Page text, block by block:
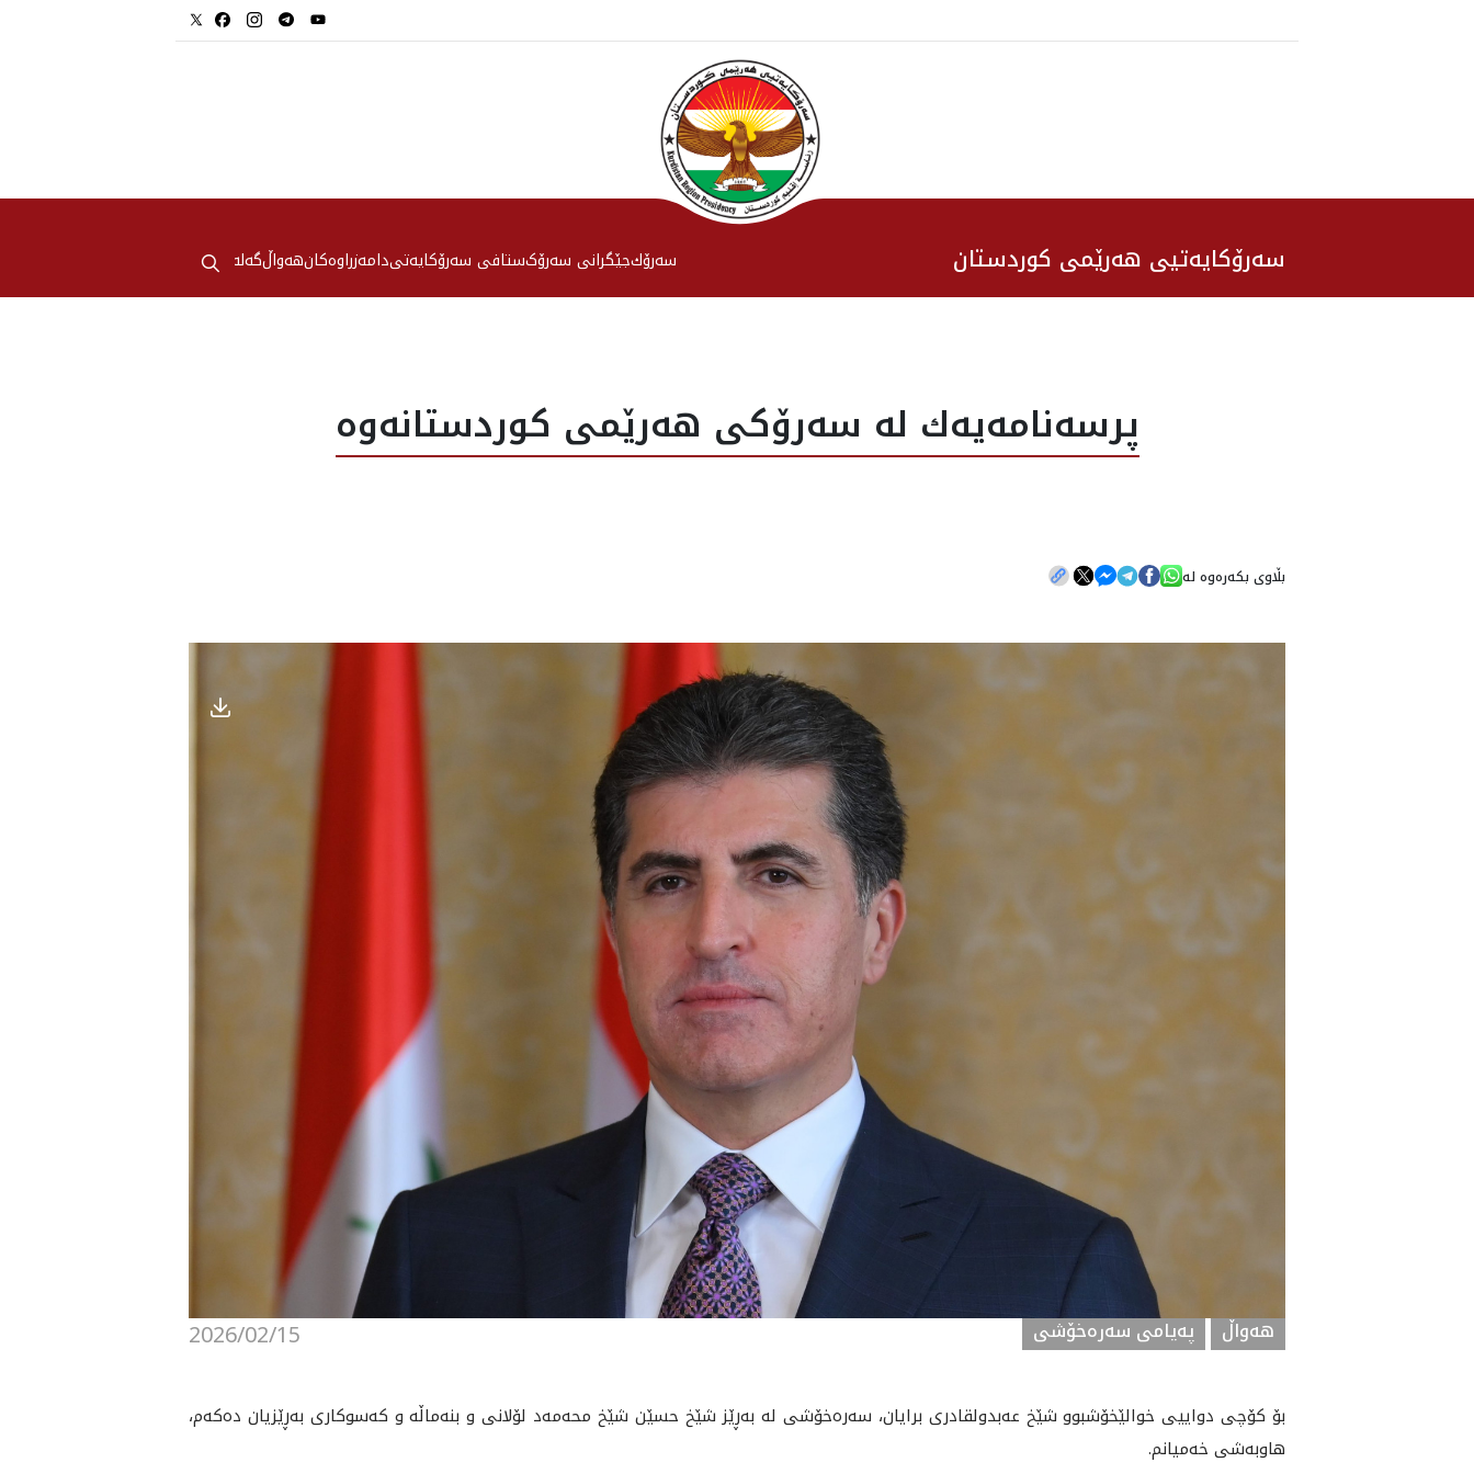
سەرۆکایەتیی هەرێمی کوردستان سەرۆكجێگرانی سه‌رۆکستافی سەرۆکایەتیدامەزراوەکانهه‌واڵگەلەری
⚲
پرسه‌نامه‌يه‌ك له‌ سه‌رۆكى هه‌رێمى كوردستانه‌وه‌
بڵاوی بکەرەوە لە
2026/02/15 هه‌واڵ پەیامی سەرەخۆشی
بۆ كۆچى دواييى خوالێخۆشبوو شێخ عەبدولقادرى برايان، سه‌ره‌خۆشى له‌ به‌ڕێز شێخ حسێن شێخ محه‌مه‌د لۆلانى و بنه‌ماڵه‌ و كه‌سوكارى به‌ڕێزيان ده‌كه‌م،
هاوبەشى خەمیانم.